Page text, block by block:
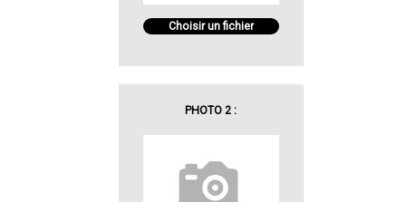
Choisir un fichier
PHOTO 2 :